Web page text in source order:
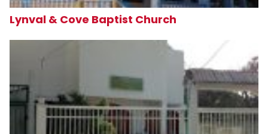
Lynval & Cove Baptist Church